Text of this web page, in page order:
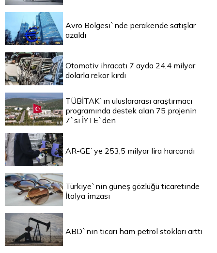
Avro Bölgesi`nde perakende satışlar
azaldı
Otomotiv ihracatı 7 ayda 24,4 milyar
dolarla rekor kırdı
TÜBİTAK`ın uluslararası araştırmacı
programında destek alan 75 projenin
7`si İYTE`den
AR-GE`ye 253,5 milyar lira harcandı
Türkiye`nin güneş gözlüğü ticaretinde
İtalya imzası
ABD`nin ticari ham petrol stokları arttı